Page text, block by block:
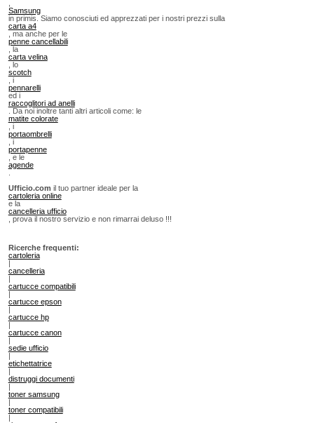
Samsung
in primis. Siamo conosciuti ed apprezzati per i nostri prezzi sulla
carta a4
, ma anche per le
penne cancellabili
, la
carta velina
, lo
scotch
, i
pennarelli
ed i
raccoglitori ad anelli
. Da noi inoltre tanti altri articoli come: le
matite colorate
, i
portaombrelli
, i
portapenne
, e le
agende
Ufficio.com il tuo partner ideale per la
cartoleria online
e la
cancelleria ufficio
, prova il nostro servizio e non rimarrai deluso !!!
Ricerche frequenti:
cartoleria
|
cancelleria
|
cartucce compatibili
|
cartucce epson
|
cartucce hp
|
cartucce canon
|
sedie ufficio
|
etichettatrice
|
distruggi documenti
|
toner samsung
|
toner compatibili
|